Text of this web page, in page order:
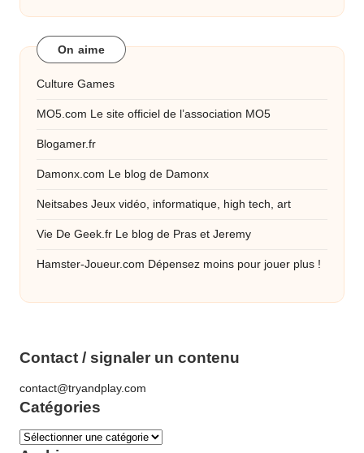
On aime
Culture Games
MO5.com Le site officiel de l’association MO5
Blogamer.fr
Damonx.com Le blog de Damonx
Neitsabes Jeux vidéo, informatique, high tech, art
Vie De Geek.fr Le blog de Pras et Jeremy
Hamster-Joueur.com Dépensez moins pour jouer plus !
Contact / signaler un contenu
contact@tryandplay.com
Catégories
Catégories